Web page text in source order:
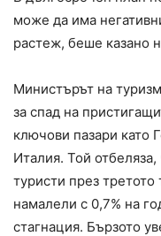
може да има
растеж, беше казано
Министърът на
за спад на
ключови пазари като
Италия. Той
туристи през
намалели с 0,7% на
стагнация. Бързото